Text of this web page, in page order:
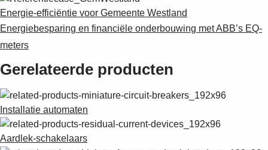
Energie-efficiëntie voor Gemeente Westland
Energiebesparing en financiële onderbouwing met ABB’s EQ-
meters
Gerelateerde producten
Installatie automaten
Aardlek-schakelaars